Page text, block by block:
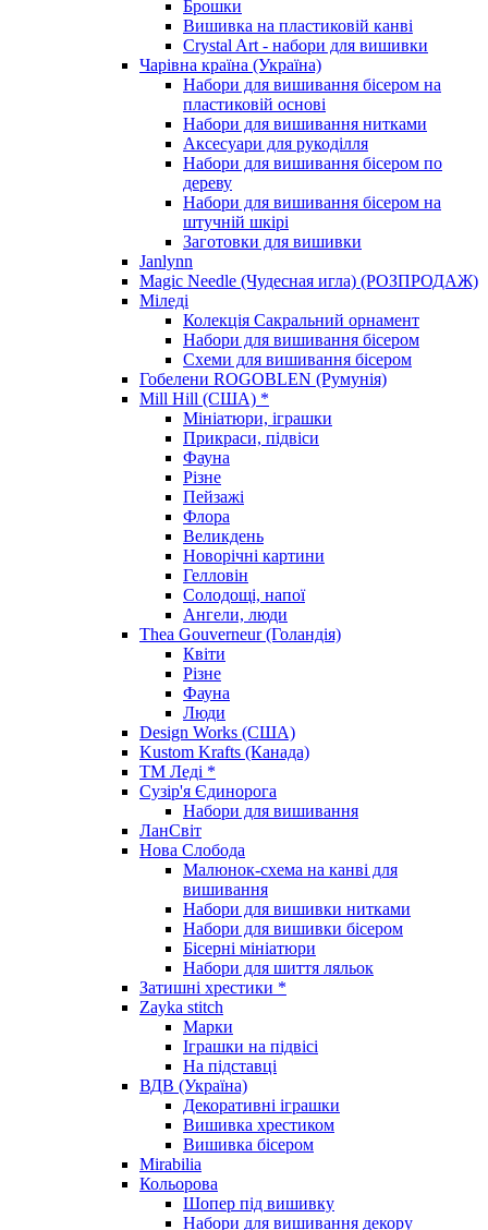
Брошки
Вишивка на пластиковій канві
Crystal Art - набори для вишивки
Чарівна країна (Україна)
Набори для вишивання бісером на
пластиковій основі
Набори для вишивання нитками
Аксесуари для рукоділля
Набори для вишивання бісером по
дереву
Набори для вишивання бісером на
штучній шкірі
Заготовки для вишивки
Janlynn
Magic Needle (Чудесная игла) (РОЗПРОДАЖ)
Міледі
Колекція Сакральний орнамент
Набори для вишивання бісером
Схеми для вишивання бісером
Гобелени ROGOBLEN (Румунія)
Mill Hill (США) *
Мініатюри, іграшки
Прикраси, підвіси
Фауна
Різне
Пейзажі
Флора
Великдень
Новорічні картини
Гелловін
Солодощі, напої
Ангели, люди
Thea Gouverneur (Голандія)
Квіти
Різне
Фауна
Люди
Design Works (США)
Kustom Krafts (Канада)
ТМ Леді *
Сузір'я Єдинорога
Набори для вишивання
ЛанСвіт
Нова Слобода
Малюнок-схема на канві для
вишивання
Набори для вишивки нитками
Набори для вишивки бісером
Бісерні мініатюри
Набори для шиття ляльок
Затишні хрестики *
Zayka stitch
Марки
Іграшки на підвісі
На підставці
ВДВ (Україна)
Декоративні іграшки
Вишивка хрестиком
Вишивка бісером
Mirabilia
Кольорова
Шопер під вишивку
Набори для вишивання декору